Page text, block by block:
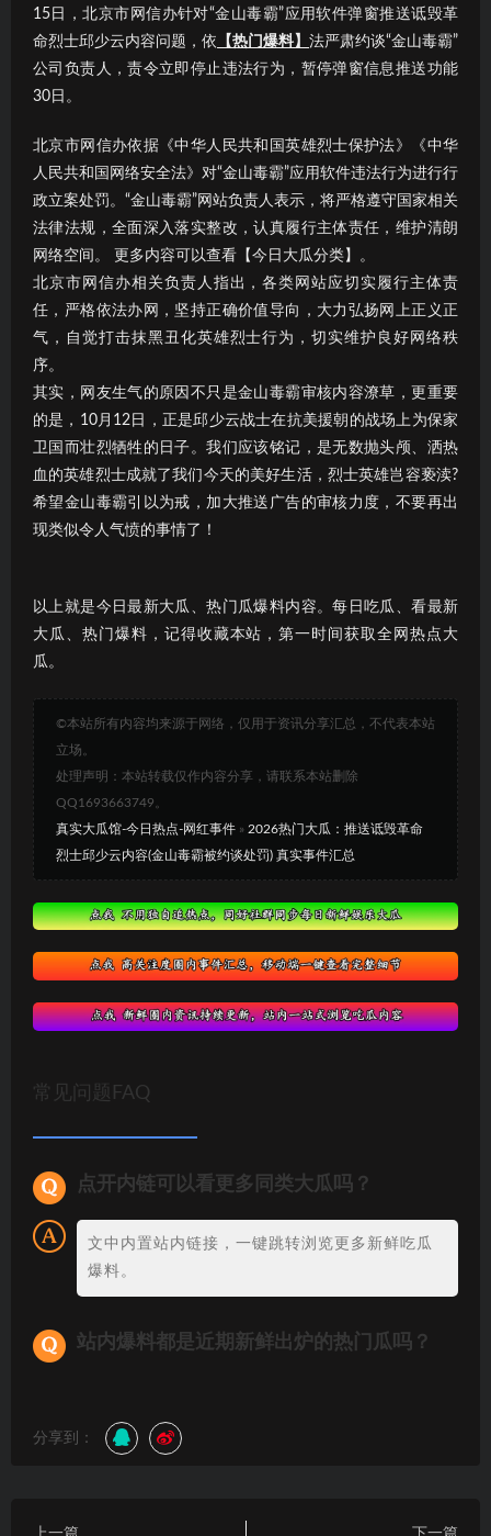
15日，北京市网信办针对“金山毒霸”应用软件弹窗推送诋毁革
命烈士邱少云内容问题，依 【热门爆料】 法严肃约谈“金山毒霸”
公司负责人，责令立即停止违法行为，暂停弹窗信息推送功能
30日。
北京市网信办依据《中华人民共和国英雄烈士保护法》《中华
人民共和国网络安全法》对“金山毒霸”应用软件违法行为进行行
政立案处罚。“金山毒霸”网站负责人表示，将严格遵守国家相关
法律法规，全面深入落实整改，认真履行主体责任，维护清朗
网络空间。 更多内容可以查看【今日大瓜分类】。
北京市网信办相关负责人指出，各类网站应切实履行主体责
任，严格依法办网，坚持正确价值导向，大力弘扬网上正义正
气，自觉打击抹黑丑化英雄烈士行为，切实维护良好网络秩
序。
其实，网友生气的原因不只是金山毒霸审核内容潦草，更重要
的是，10月12日，正是邱少云战士在抗美援朝的战场上为保家
卫国而壮烈牺牲的日子。我们应该铭记，是无数抛头颅、洒热
血的英雄烈士成就了我们今天的美好生活，烈士英雄岂容亵渎?
希望金山毒霸引以为戒，加大推送广告的审核力度，不要再出
现类似令人气愤的事情了！
以上就是今日最新大瓜、热门瓜爆料内容。每日吃瓜、看最新
大瓜、热门爆料，记得收藏本站，第一时间获取全网热点大
瓜。
©本站所有内容均来源于网络，仅用于资讯分享汇总，不代表本站
立场。
处理声明：本站转载仅作内容分享，请联系本站删除
QQ1693663749。
真实大瓜馆-今日热点-网红事件 » 2026热门大瓜：推送诋毁革命
烈士邱少云内容(金山毒霸被约谈处罚) 真实事件汇总
常见问题FAQ
点开内链可以看更多同类大瓜吗？
文中内置站内链接，一键跳转浏览更多新鲜吃瓜
爆料。
站内爆料都是近期新鲜出炉的热门瓜吗？
分享到：